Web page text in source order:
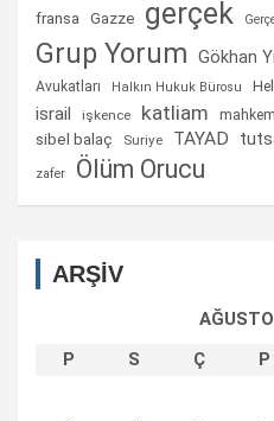
fransa Gazze gerçek
Grup Yorum Gökhan
Avukatları
Halkın Hukuk Bürosu
israil işkence katliam
sibel balaç Suriye TAYAD
zafer Ölüm Orucu
ARŞİV
P
S Ç P